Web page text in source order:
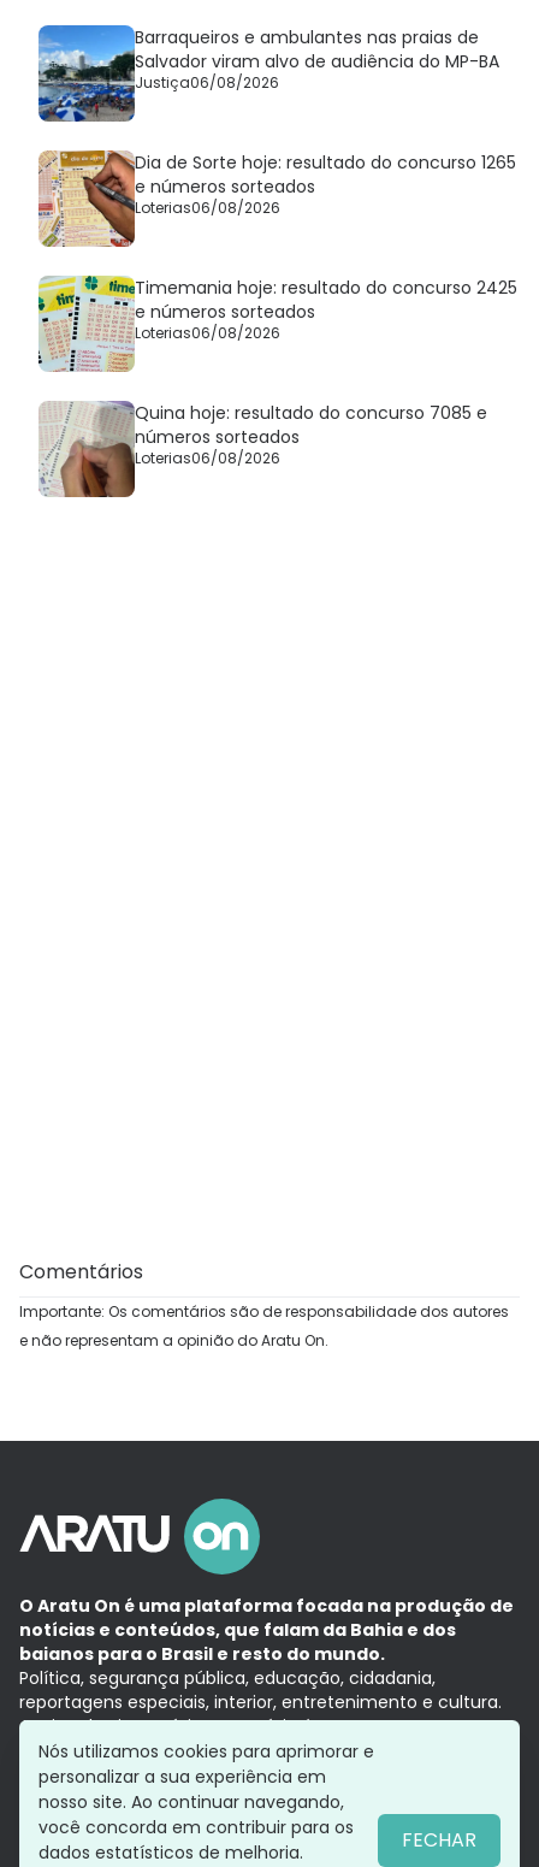
Barraqueiros e ambulantes nas praias de
Salvador viram alvo de audiência do MP-BA
Justiça06/08/2026
Dia de Sorte hoje: resultado do concurso 1265
e números sorteados
Loterias06/08/2026
Timemania hoje: resultado do concurso 2425
e números sorteados
Loterias06/08/2026
Quina hoje: resultado do concurso 7085 e
números sorteados
Loterias06/08/2026
Comentários
Importante: Os comentários são de responsabilidade dos autores
e não representam a opinião do Aratu On.
O Aratu On é uma plataforma focada na produção de
notícias e conteúdos, que falam da Bahia e dos
baianos para o Brasil e resto do mundo.
Política, segurança pública, educação, cidadania,
reportagens especiais, interior, entretenimento e cultura.
Aqui, tudo vira notícia e a notícia é no tempo presente,
com a credibilidade do Grupo Aratu.
Grupo Aratu
Política de privacidade
Siga-nos
Nós utilizamos cookies para aprimorar e
personalizar a sua experiência em
nosso site. Ao continuar navegando,
você concorda em contribuir para os
dados estatísticos de melhoria.
FECHAR